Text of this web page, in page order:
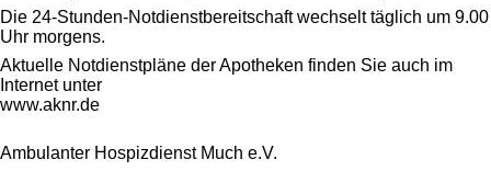
Die 24-Stunden-Notdienstbereitschaft wechselt täglich um 9.00
Uhr morgens.
Aktuelle Notdienstpläne der Apotheken finden Sie auch im
Internet unter
www.aknr.de
Ambulanter Hospizdienst Much e.V.